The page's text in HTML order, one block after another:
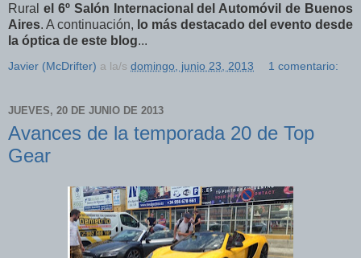
Rural el 6º Salón Internacional del Automóvil de Buenos
Aires. A continuación, lo más destacado del evento desde
la óptica de este blog...
Javier (McDrifter) a la/s domingo, junio 23, 2013 1 comentario:
JUEVES, 20 DE JUNIO DE 2013
Avances de la temporada 20 de Top
Gear